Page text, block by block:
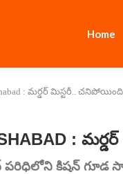
Home
: మర్డర్ మిస్టరీ..
:
కిషన్‌ గూడ